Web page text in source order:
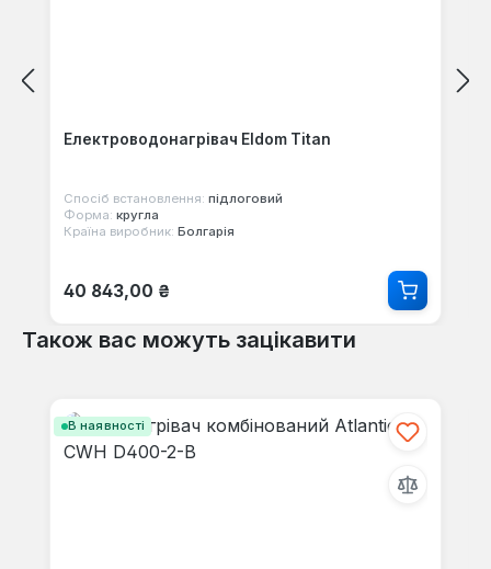
Електроводонагрівач Eldom Titan
Спосіб встановлення: підлоговий
Форма: кругла
Країна виробник: Болгарія
Звичайна ціна:
40 843,00 ₴
Також вас можуть зацікавити
В наявності